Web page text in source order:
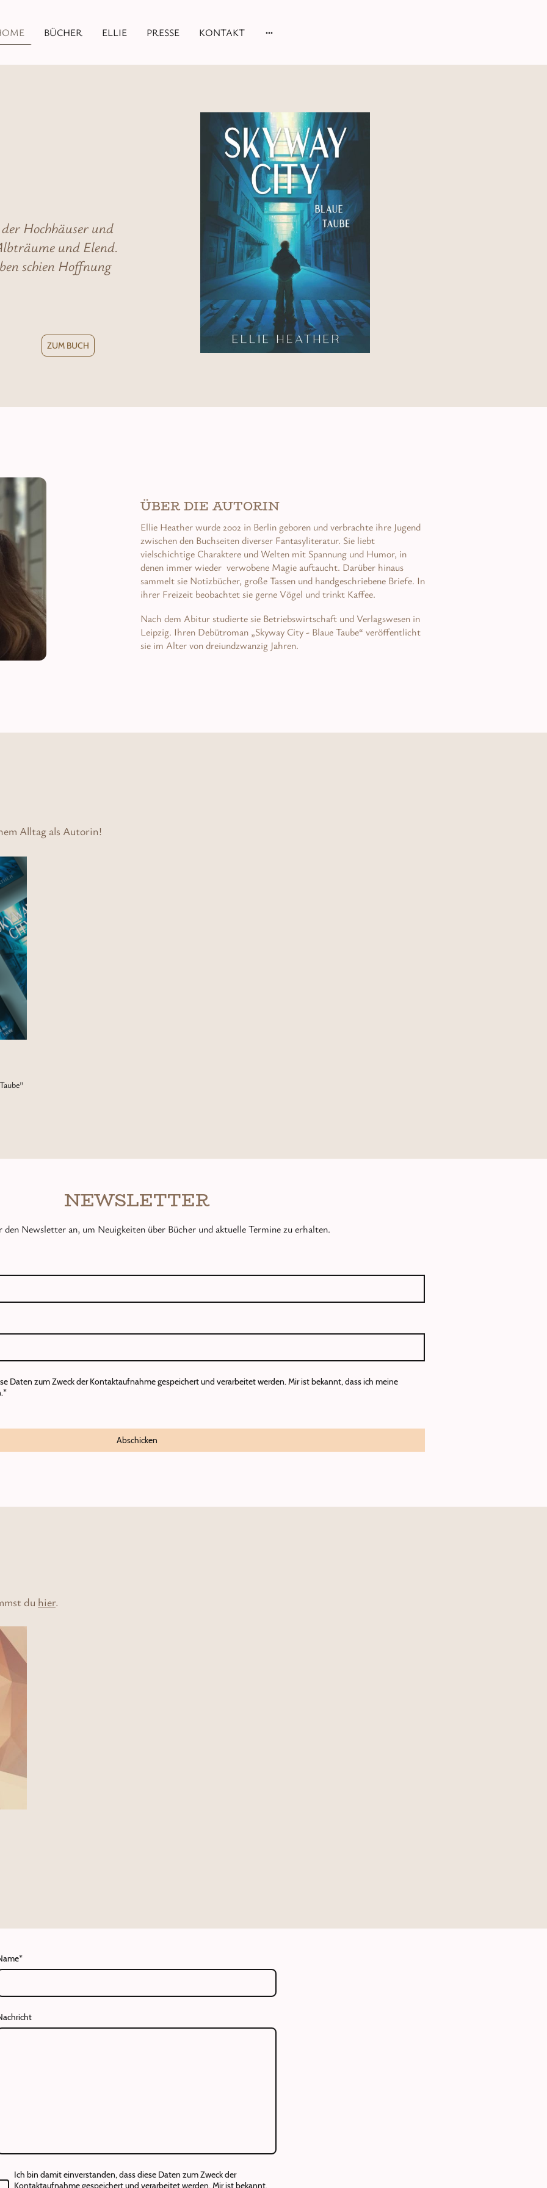
BÜCHER ELLIE PRESSE KONTAKT
Hochhäuser und
und Elend.
schien Hoffnung
ZUM BUCH
ÜBER DIE AUTORIN
Ellie Heather wurde 2002 in Berlin geboren und verbrachte ihre Jugend
zwischen den Buchseiten diverser Fantasyliteratur. Sie liebt
vielschichtige Charaktere und Welten mit Spannung und Humor, in
denen immer wieder verwobene Magie auftaucht. Darüber hinaus
sammelt sie Notizbücher, große Tassen und handgeschriebene Briefe. In
ihrer Freizeit beobachtet sie gerne Vögel und trinkt Kaffee.
Nach dem Abitur studierte sie Betriebswirtschaft und Verlagswesen in
Leipzig. Ihren Debütroman „Skyway City - Blaue Taube“ veröffentlicht
sie im Alter von dreiundzwanzig Jahren.
Alltag als Autorin!
NEWSLETTER
Newsletter an, um Neuigkeiten über Bücher und aktuelle Termine zu erhalten.
Daten zum Zweck der Kontaktaufnahme gespeichert und verarbeitet werden. Mir ist bekannt, dass ich meine
Abschicken
du hier.
*
Ich bin damit einverstanden, dass diese Daten zum Zweck der
Kontaktaufnahme gespeichert und verarbeitet werden. Mir ist bekannt,